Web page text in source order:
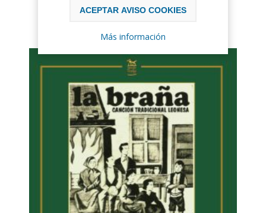
Mostrar por página
ACEPTAR AVISO COOKIES
Más información